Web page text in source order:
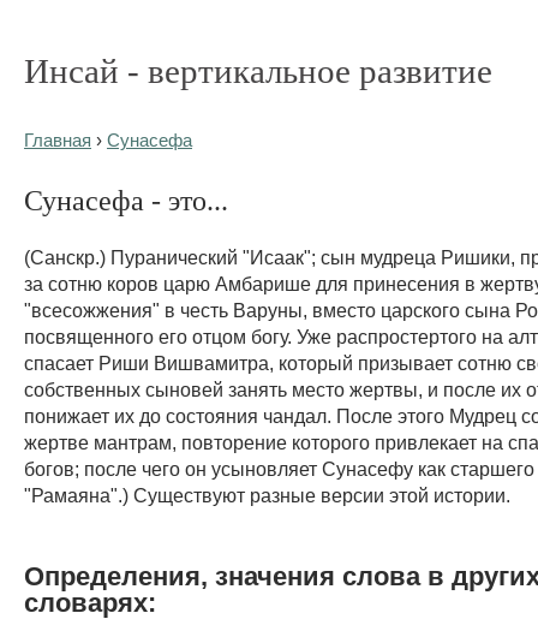
Инсай - вертикальное развитие
Главная › Сунасефа
Сунасефа - это...
(Санскр.) Пуранический "Исаак"; сын мудреца Ришики,
за сотню коров царю Амбарише для принесения в
"всесожжения" в честь Варуны, вместо царского сына
посвященного его отцом богу. Уже распростертого на
спасает Риши Вишвамитра, который призывает сотню
собственных сыновей занять место жертвы, и после их
понижает их до состояния чандал. После этого Мудрец
жертве мантрам, повторение которого привлекает на
богов; после чего он усыновляет Сунасефу как
"Рамаяна".) Существуют разные версии этой истории.
Определения, значения слова в
словарях: